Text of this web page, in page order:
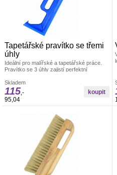
Tapetářské pravítko se třemi
úhly
Ideální pro malířské a tapetářské práce.
Pravítko se 3 úhly zajistí perfektní
hmota
Skladem
115,-
95,04